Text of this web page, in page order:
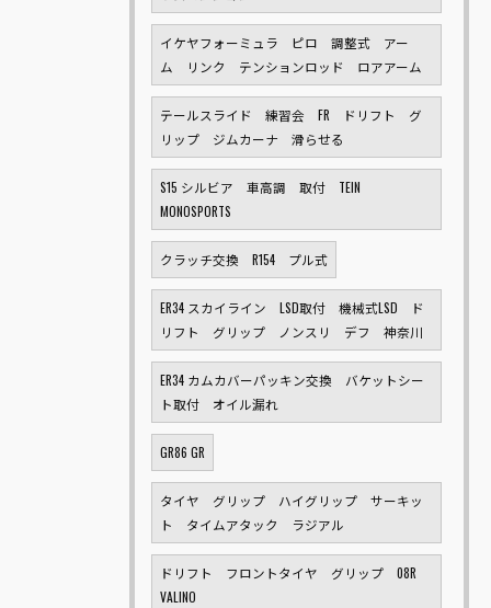
イケヤフォーミュラ ピロ 調整式 アー
ム リンク テンションロッド ロアアーム
テールスライド 練習会 FR ドリフト グ
リップ ジムカーナ 滑らせる
S15 シルビア 車高調 取付 TEIN
MONOSPORTS
クラッチ交換 R154 プル式
ER34 スカイライン LSD取付 機械式LSD ド
リフト グリップ ノンスリ デフ 神奈川
ER34 カムカバーパッキン交換 バケットシー
ト取付 オイル漏れ
GR86 GR
タイヤ グリップ ハイグリップ サーキッ
ト タイムアタック ラジアル
ドリフト フロントタイヤ グリップ 08R
VALINO